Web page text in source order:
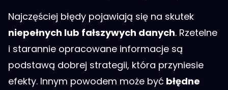
Najczęściej błędy pojawiają się na skutek
niepełnych lub fałszywych danych. Rzetelne
i starannie opracowane informacje są
podstawą dobrej strategii, która przyniesie
efekty. Innym powodem może być błędne